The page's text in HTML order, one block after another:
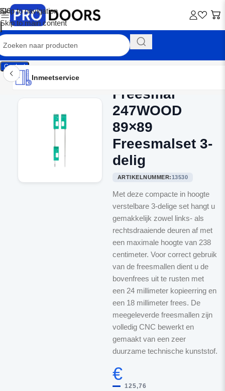
Skip to navigation
Skip to main content
Contact
Inmeetservice
Montageservice
Advies op maat
Showroom
Inmeetservice
Freesmal
247WOOD
89×89
Freesmalset 3-
delig
ARTIKELNUMMER:13530
Met deze compacte in hoogte
verstelbare 3-delige set hangt u
gemakkelijk zowel links- als
rechtsdraaiende deuren af met
een maximale hoogte van 238
centimeter. Voor correct gebruik
van de freesmallen dient u de
bovenfrees uit te rusten met
een 24 millimeter kopieerring en
een 18 millimeter frees. De
meegeleverde freesmallen zijn
volledig CNC bewerkt en
gemaakt van een zeer
duurzame technische kunststof.
€
125,76